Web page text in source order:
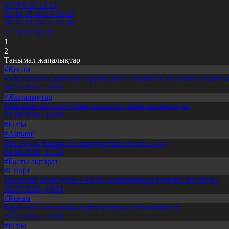
6 7 8 9 10 11 12
13 14 15 16 17 18 19
20 21 22 23 24 25 26
27 28 29 30 31
1
2
Танымал жаңалықтар
#Қоғам
Енді салалық дәрігерге қаралу үшін терапевт жолдамасы қажет
30.07.2026, 20:05
#Жаңалықтар
Мемлекеттік білім грант иегерлері тізімі жарияланды
07.08.2026, 16:50
#Білім
#Aqparat
Жапондар Қазақстан өсімдіктерін зерттеп жүр
04.08.2026, 17:30
#Басты ақпарат
#Спорт
«Болашақ ойындары – 2026» халықаралық турнирі басталды
30.07.2026, 10:01
#Қоғам
Құрылтай сайлауына үміткерлердің тізімі бекітілді
13.07.2026, 20:03
#Білім